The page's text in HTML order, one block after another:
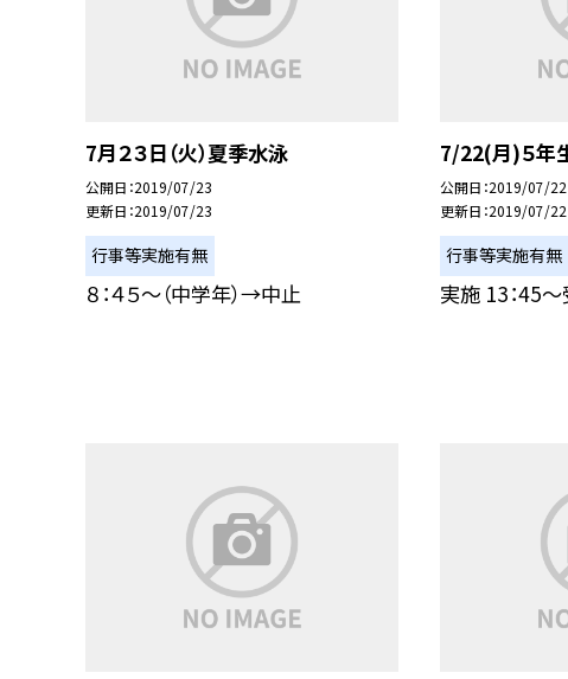
7月２３日（火）夏季水泳
公開日 2019/07/23
更新日 2019/07/23
行事等実施有無
８：４５〜（中学年）→中止
7/22(月)５年
公開日 2019/07/22
更新日 2019/07/22
行事等実施有無
実施 13：45〜